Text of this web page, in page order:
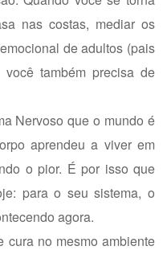
nas costas, mediar os
de adultos (pais
também precisa de
Nervoso que o mundo é
aprendeu a viver em
o pior. É por isso que
para o seu sistema, o
agora.
cura no mesmo ambiente